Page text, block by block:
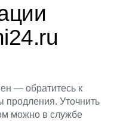
— обратитесь к
продления. Уточнить
можно в службе